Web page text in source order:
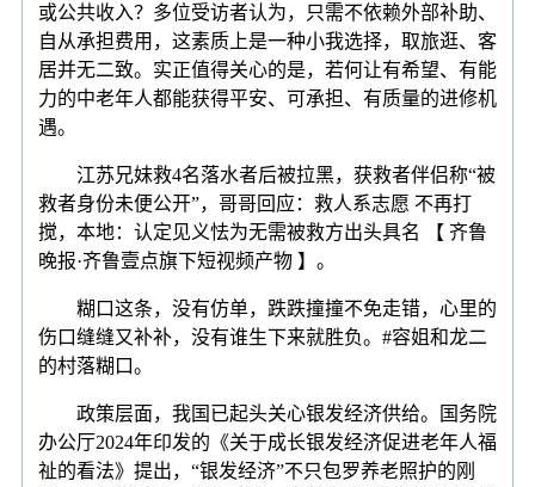
或公共收入？多位受访者认为，只需不依赖外部补助、
自从承担费用，这素质上是一种小我选择，取旅逛、客
居并无二致。实正值得关心的是，若何让有希望、有能
力的中老年人都能获得平安、可承担、有质量的进修机
遇。
江苏兄妹救4名落水者后被拉黑，获救者伴侣称“被
救者身份未便公开”，哥哥回应：救人系志愿 不再打
搅，本地：认定见义怯为无需被救方出头具名 【 齐鲁
晚报·齐鲁壹点旗下短视频产物 】。
糊口这条，没有仿单，跌跌撞撞不免走错，心里的
伤口缝缝又补补，没有谁生下来就胜负。#容姐和龙二
的村落糊口。
政策层面，我国已起头关心银发经济供给。国务院
办公厅2024年印发的《关于成长银发经济促进老年人福
祉的看法》提出，“银发经济”不只包罗养老照护的刚